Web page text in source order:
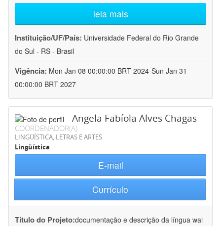
leia mais
Instituição/UF/País: Universidade Federal do Rio Grande
do Sul - RS - Brasil
Vigência: Mon Jan 08 00:00:00 BRT 2024-Sun Jan 31
00:00:00 BRT 2027
Angela Fabíola Alves Chagas
COORDENADOR(A)
LINGÜÍSTICA, LETRAS E ARTES
Lingüística
E-mail
Currículo
Título do Projeto:documentação e descrição da língua wai